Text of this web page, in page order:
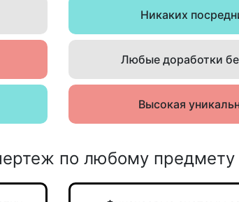
Никаких
Любые доработки
Высокая
по любому предмету